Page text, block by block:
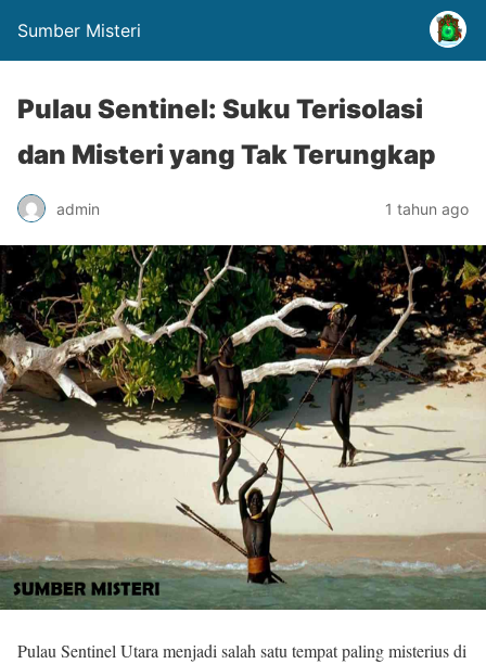
Sumber Misteri
Pulau Sentinel: Suku Terisolasi
dan Misteri yang Tak Terungkap
admin 1 tahun ago
Pulau Sentinel Utara menjadi salah satu tempat paling misterius di